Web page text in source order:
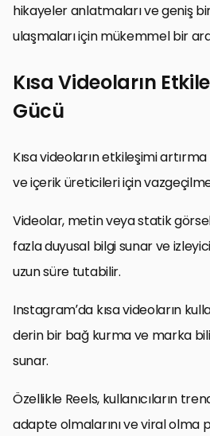
hikayeler anlatmaları ve geniş
ulaşmaları için mükemmel bir
Kısa Videoların
Gücü
Kısa videoların etkileşimi
ve içerik üreticileri için
Videolar, metin veya statik
fazla duyusal bilgi sunar ve
uzun süre tutabilir.
Instagram’da kısa videoların
derin bir bağ kurma ve marka
sunar.
Özellikle Reels, kullanıcıların
adapte olmalarını ve viral olma